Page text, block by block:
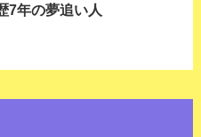
7年の夢追い人